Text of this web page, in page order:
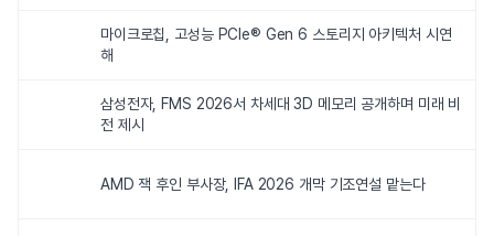
마이크로칩, 고성능 PCIe® Gen 6 스토리지 아키텍처 시연
해
삼성전자, FMS 2026서 차세대 3D 메모리 공개하며 미래 비
전 제시
AMD 잭 후인 부사장, IFA 2026 개막 기조연설 맡는다